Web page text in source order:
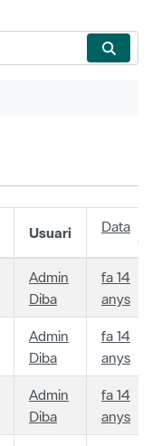
Usuari Data
Admin
Diba
fa 14
anys
Admin
Diba
fa 14
anys
Admin
Diba
fa 14
anys